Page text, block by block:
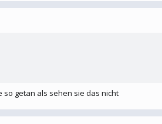
getan als sehen sie das nicht